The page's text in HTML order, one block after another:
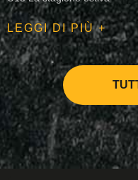
LEGGI DI PIÙ +